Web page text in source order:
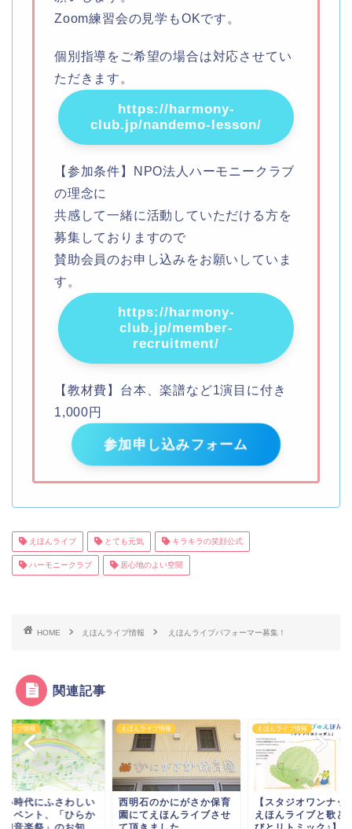
Zoom練習会の見学もOKです。
個別指導をご希望の場合は対応させてい
ただきます。
https://harmony-
club.jp/nandemo-lesson/
【参加条件】NPO法人ハーモニークラブ
の理念に
共感して一緒に活動していただける方を
募集しておりますので
賛助会員のお申し込みをお願いしていま
す。
https://harmony-
club.jp/member-
recruitment/
【教材費】台本、楽譜など1演目に付き
1,000円
参加申し込みフォーム
えほんライブ とても元気 キラキラの笑顔公式
ハーモニークラブ 居心地のよい空間
HOME えほんライブ情報 えほんライブパフォーマー募集！
関連記事
ライブ情報
い時代にふさわしい
イベント、「ひらか
えほんライブ情報
西明石のかにがさか保育
園にてえほんライブさせ
えほんライブ情報
【スタジオワンナッ
えほんライブと歌と